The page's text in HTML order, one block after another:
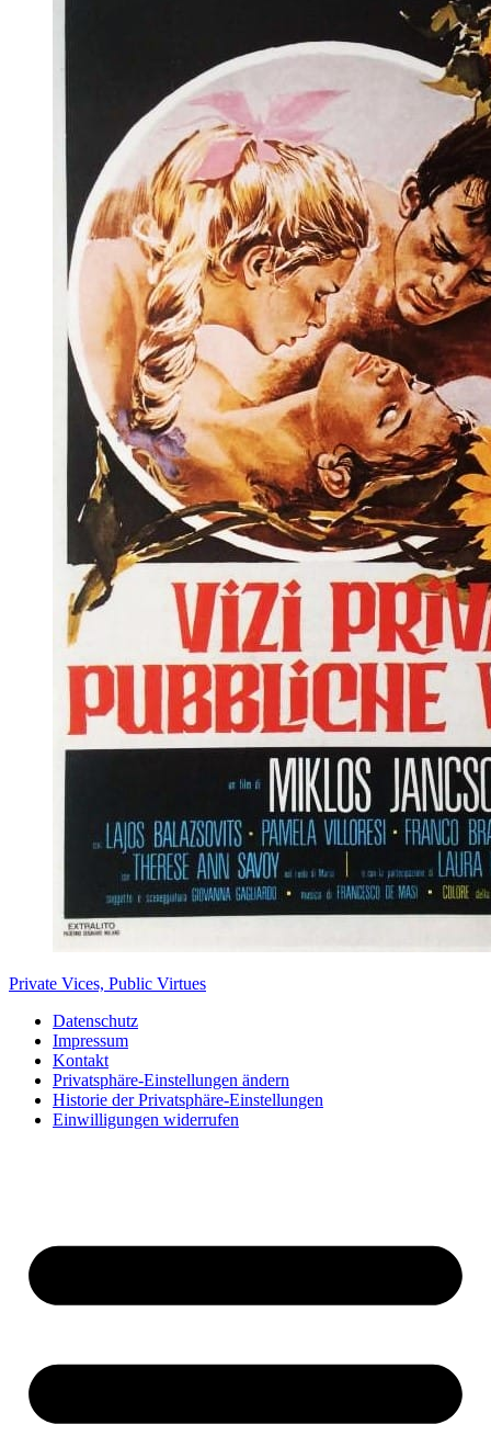
Private Vices, Public Virtues
Datenschutz
Impressum
Kontakt
Privatsphäre-Einstellungen ändern
Historie der Privatsphäre-Einstellungen
Einwilligungen widerrufen